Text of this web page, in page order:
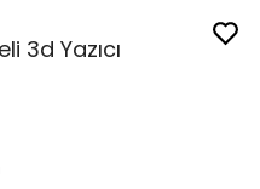
3d Yazıcı